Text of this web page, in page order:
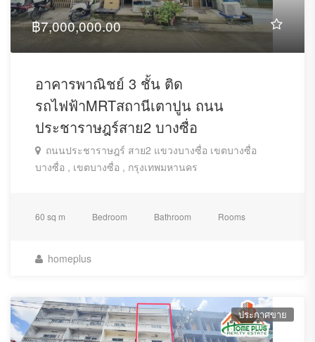
฿7,000,000.00
อาคารพาณิชย์ 3 ชั้น ติด
รถไฟฟ้าMRTสถานีเตาปูน ถนน
ประชาราษฎร์สาย2 บางซื่อ
ถนนประชาราษฎร์ สาย2 แขวงบางซื่อ เขตบางซื่อ
บางซื่อ , เขตบางซื่อ , กรุงเทพมหานคร
60 sq m Bedroom Bathroom Rooms
homeplus
ประกาศขาย